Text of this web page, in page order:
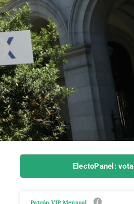
ElectoPanel: vota
Patrón VIP Mensual